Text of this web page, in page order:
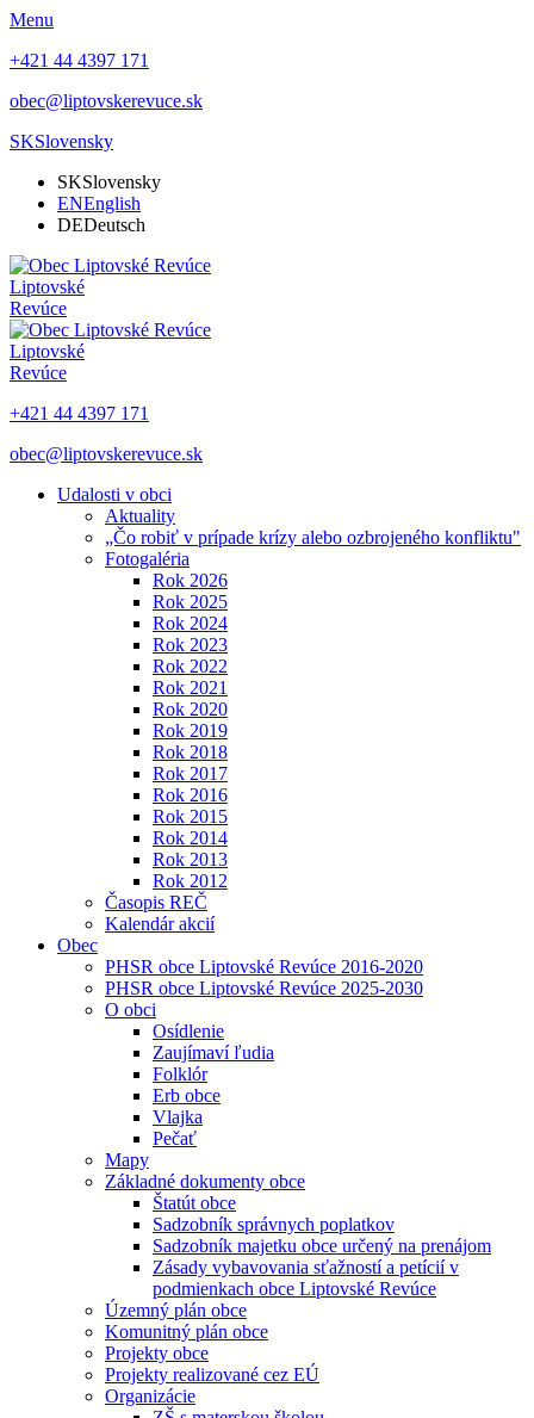
Menu
+421 44 4397 171
obec@liptovskerevuce.sk
SKSlovensky
SKSlovensky
ENEnglish
DEDeutsch
Liptovské
Revúce
Liptovské
Revúce
+421 44 4397 171
obec@liptovskerevuce.sk
Udalosti v obci
Aktuality
„Čo robiť v prípade krízy alebo ozbrojeného konfliktu"
Fotogaléria
Rok 2026
Rok 2025
Rok 2024
Rok 2023
Rok 2022
Rok 2021
Rok 2020
Rok 2019
Rok 2018
Rok 2017
Rok 2016
Rok 2015
Rok 2014
Rok 2013
Rok 2012
Časopis REČ
Kalendár akcií
Obec
PHSR obce Liptovské Revúce 2016-2020
PHSR obce Liptovské Revúce 2025-2030
O obci
Osídlenie
Zaujímaví ľudia
Folklór
Erb obce
Vlajka
Pečať
Mapy
Základné dokumenty obce
Štatút obce
Sadzobník správnych poplatkov
Sadzobník majetku obce určený na prenájom
Zásady vybavovania sťažností a petícií v
podmienkach obce Liptovské Revúce
Územný plán obce
Komunitný plán obce
Projekty obce
Projekty realizované cez EÚ
Organizácie